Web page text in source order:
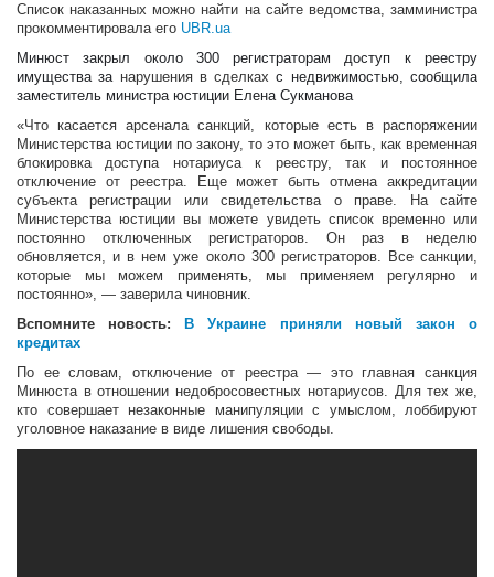
Список наказанных можно найти на сайте ведомства, замминистра
прокомментировала его UBR.ua
Минюст закрыл около 300 регистраторам доступ к реестру
имущества за нарушения в сделках с недвижимостью, сообщила
заместитель министра юстиции Елена Сукманова
«Что касается арсенала санкций, которые есть в распоряжении
Министерства юстиции по закону, то это может быть, как временная
блокировка доступа нотариуса к реестру, так и постоянное
отключение от реестра. Еще может быть отмена аккредитации
субъекта регистрации или свидетельства о праве. На сайте
Министерства юстиции вы можете увидеть список временно или
постоянно отключенных регистраторов. Он раз в неделю
обновляется, и в нем уже около 300 регистраторов. Все санкции,
которые мы можем применять, мы применяем регулярно и
постоянно», — заверила чиновник.
Вспомните новость:
В Украине приняли новый закон о
кредитах
По ее словам, отключение от реестра — это главная санкция
Минюста в отношении недобросовестных нотариусов. Для тех же,
кто совершает незаконные манипуляции с умыслом, лоббируют
уголовное наказание в виде лишения свободы.